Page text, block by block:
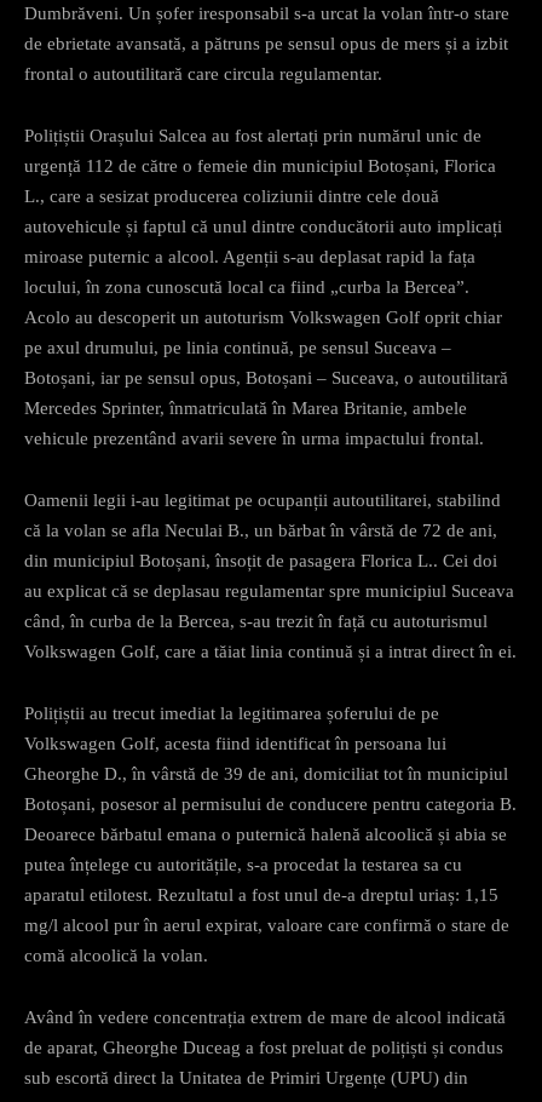
Dumbrăveni. Un șofer iresponsabil s-a urcat la volan într-o stare
de ebrietate avansată, a pătruns pe sensul opus de mers și a izbit
frontal o autoutilitară care circula regulamentar.
Polițiștii Orașului Salcea au fost alertați prin numărul unic de
urgență 112 de către o femeie din municipiul Botoșani, Florica
L., care a sesizat producerea coliziunii dintre cele două
autovehicule și faptul că unul dintre conducătorii auto implicați
miroase puternic a alcool. Agenții s-au deplasat rapid la fața
locului, în zona cunoscută local ca fiind „curba la Bercea”.
Acolo au descoperit un autoturism Volkswagen Golf oprit chiar
pe axul drumului, pe linia continuă, pe sensul Suceava –
Botoșani, iar pe sensul opus, Botoșani – Suceava, o autoutilitară
Mercedes Sprinter, înmatriculată în Marea Britanie, ambele
vehicule prezentând avarii severe în urma impactului frontal.
Oamenii legii i-au legitimat pe ocupanții autoutilitarei, stabilind
că la volan se afla Neculai B., un bărbat în vârstă de 72 de ani,
din municipiul Botoșani, însoțit de pasagera Florica L.. Cei doi
au explicat că se deplasau regulamentar spre municipiul Suceava
când, în curba de la Bercea, s-au trezit în față cu autoturismul
Volkswagen Golf, care a tăiat linia continuă și a intrat direct în ei.
Polițiștii au trecut imediat la legitimarea șoferului de pe
Volkswagen Golf, acesta fiind identificat în persoana lui
Gheorghe D., în vârstă de 39 de ani, domiciliat tot în municipiul
Botoșani, posesor al permisului de conducere pentru categoria B.
Deoarece bărbatul emana o puternică halenă alcoolică și abia se
putea înțelege cu autoritățile, s-a procedat la testarea sa cu
aparatul etilotest. Rezultatul a fost unul de-a dreptul uriaș: 1,15
mg/l alcool pur în aerul expirat, valoare care confirmă o stare de
comă alcoolică la volan.
Având în vedere concentrația extrem de mare de alcool indicată
de aparat, Gheorghe Duceag a fost preluat de polițiști și condus
sub escortă direct la Unitatea de Primiri Urgențe (UPU) din